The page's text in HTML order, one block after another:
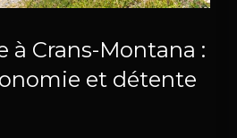
à Crans-Montana :
et détente